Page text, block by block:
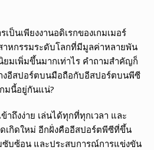
ป็นเพียงงานอดิเรกของเกมเมอร์
าหกรรมระดับโลกที่มีมูลค่าหลายพัน
มเพิ่มขึ้นมากเท่าไร คำถามสำคัญก็
งอีสปอร์ตบนมือถือกับอีสปอร์ตบนพีซี
มนี้อยู่กันแน่?
ถึงง่าย เล่นได้ทุกที่ทุกเวลา และ
ดเกิดใหม่ อีกฝั่งคืออีสปอร์ตพีซีที่ขึ้น
ซับซ้อน และประสบการณ์การแข่งขัน